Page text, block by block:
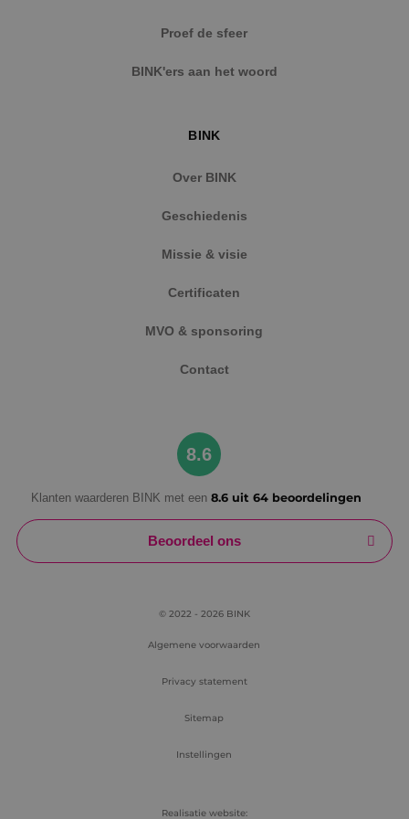
Proef de sfeer
BINK'ers aan het woord
BINK
Over BINK
Geschiedenis
Missie & visie
Certificaten
MVO & sponsoring
Contact
8.6
Klanten waarderen BINK met een 8.6 uit 64 beoordelingen
Beoordeel ons
© 2022 - 2026 BINK
Algemene voorwaarden
Privacy statement
Sitemap
Instellingen
Realisatie website:
Strikt noodzakelijke cookies maken de
website kan niet goed worden gebruikt zonder de
weken